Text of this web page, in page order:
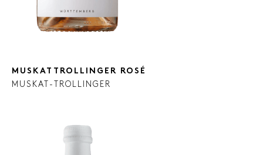
MUSKATTROLLINGER ROSÉ
MUSKAT-TROLLINGER